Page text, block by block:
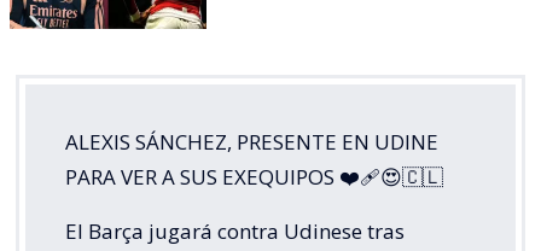
ALEXIS SÁNCHEZ, PRESENTE EN UDINE
PARA VER A SUS EXEQUIPOS ❤️‍🩹😍🇨🇱
El Barça jugará contra Udinese tras